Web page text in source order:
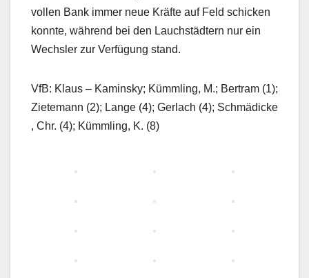
vollen Bank immer neue Kräfte auf Feld schicken
konnte, während bei den Lauchstädtern nur ein
Wechsler zur Verfügung stand.
VfB: Klaus – Kaminsky; Kümmling, M.; Bertram (1);
Zietemann (2); Lange (4); Gerlach (4); Schmädicke
, Chr. (4); Kümmling, K. (8)